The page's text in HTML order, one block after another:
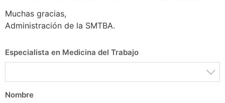
Muchas gracias,
Administración de la SMTBA.
Especialista en Medicina del Trabajo
Nombre